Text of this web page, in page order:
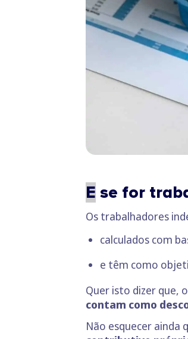
E se for
Os trabalhadores
calculados com
e têm como
Quer isto dizer que,
contam como
Não esquecer ainda